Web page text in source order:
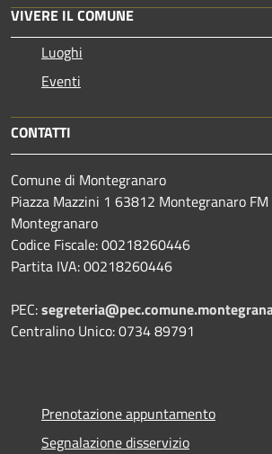
VIVERE IL COMUNE
Luoghi
Eventi
CONTATTI
Comune di Montegranaro
Piazza Mazzini 1 63812 Montegranaro
Montegranaro
Codice Fiscale: 00218260446
Partita IVA: 00218260446
PEC:
Centralino Unico: 0734 89791
Prenotazione appuntamento
Segnalazione disservizio